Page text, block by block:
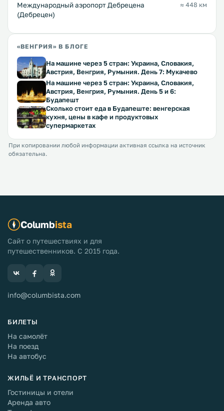
Международный аэропорт Дебрецена
(Дебрецен)
≈ 448 км
«ВЕНГРИЯ» В БЛОГЕ
На машине через 5 стран: Украина, Словакия,
Австрия, Венгрия, Румыния. День 7: Мукачево
На машине через 5 стран: Украина, Словакия,
Австрия, Венгрия, Румыния. День 5 и 6:
Будапешт
Сколько стоит еда в Будапеште: венгерская
кухня, цены в кафе и продуктовых
супермаркетах
При копировании любой информации активная ссылка на источник
обязательна.
Columbista
Сайт о путешествиях и для
путешественников. С 2015 года.
info@columbista.com
БИЛЕТЫ
На самолёт
На поезд
На автобус
ЖИЛЬЁ И ТРАНСПОРТ
Гостиницы и отели
Аренда авто